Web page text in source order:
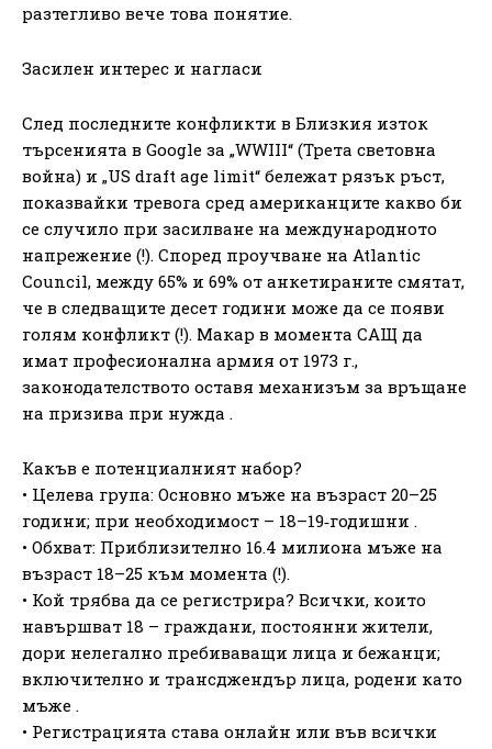
разтегливо вече това понятие.
Засилен интерес и нагласи
След последните конфликти в Близкия изток
търсенията в Google за „WWIII“ (Трета световна
война) и „US draft age limit“ бележат рязък ръст,
показвайки тревога сред американците какво би
се случило при засилване на международното
напрежение (!). Според проучване на Atlantic
Council, между 65% и 69% от анкетираните смятат,
че в следващите десет години може да се появи
голям конфликт (!). Макар в момента САЩ да
имат професионална армия от 1973 г.,
законодателството оставя механизъм за връщане
на призива при нужда .
Какъв е потенциалният набор?
• Целева група: Основно мъже на възраст 20–25
години; при необходимост – 18–19‑годишни .
• Обхват: Приблизително 16.4 милиона мъже на
възраст 18–25 към момента (!).
• Кой трябва да се регистрира? Всички, които
навършват 18 – граждани, постоянни жители,
дори нелегално пребиваващи лица и бежанци;
включително и трансджендър лица, родени като
мъже .
• Регистрацията става онлайн или във всички